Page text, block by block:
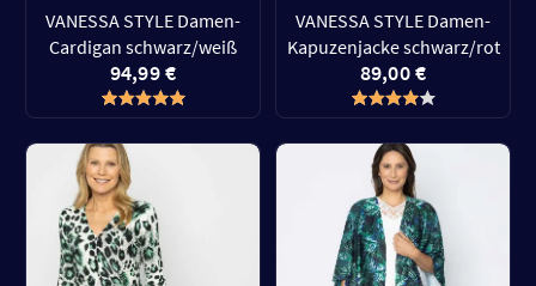
VANESSA STYLE Damen-
Cardigan schwarz/weiß
94,99 €
VANESSA STYLE Damen-
Kapuzenjacke schwarz/rot
89,00 €